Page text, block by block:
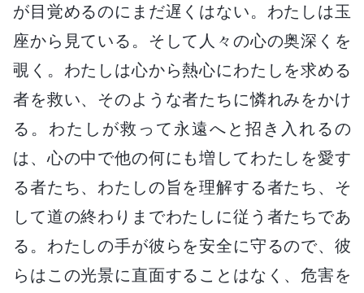
が目覚めるのにまだ遅くはない。わたしは玉
座から見ている。そして人々の心の奥深くを
覗く。わたしは心から熱心にわたしを求める
者を救い、そのような者たちに憐れみをかけ
る。わたしが救って永遠へと招き入れるの
は、心の中で他の何にも増してわたしを愛す
る者たち、わたしの旨を理解する者たち、そ
して道の終わりまでわたしに従う者たちであ
る。わたしの手が彼らを安全に守るので、彼
らはこの光景に直面することはなく、危害を